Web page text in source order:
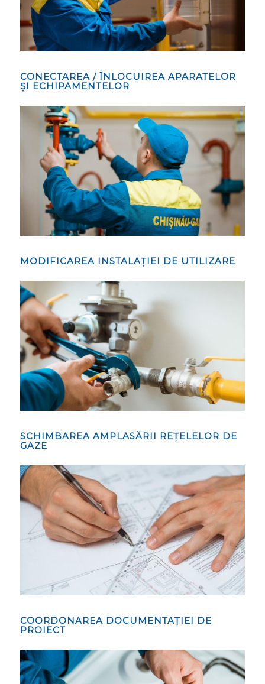
CONECTAREA / ÎNLOCUIREA APARATELOR
ȘI ECHIPAMENTELOR
MODIFICAREA INSTALAȚIEI DE UTILIZARE
SCHIMBAREA AMPLASĂRII REȚELELOR DE
GAZE
COORDONAREA DOCUMENTAȚIEI DE
PROIECT